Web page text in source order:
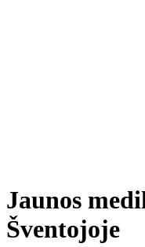
Jaunos
Šventojoje